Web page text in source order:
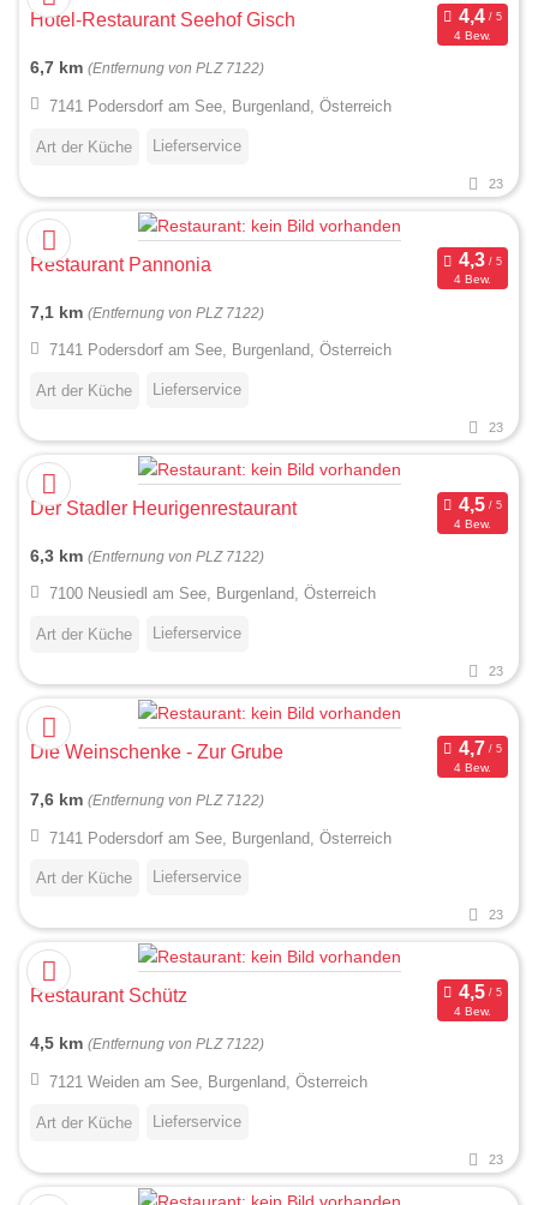
Hotel-Restaurant Seehof Gisch
4 Bew.
6,7 km (Entfernung von PLZ 7122)
7141 Podersdorf am See, Burgenland, Österreich
Art der Küche Lieferservice
23
Restaurant Pannonia
4 Bew.
7,1 km (Entfernung von PLZ 7122)
7141 Podersdorf am See, Burgenland, Österreich
Art der Küche Lieferservice
23
Der Stadler Heurigenrestaurant
4 Bew.
6,3 km (Entfernung von PLZ 7122)
7100 Neusiedl am See, Burgenland, Österreich
Art der Küche Lieferservice
23
Die Weinschenke - Zur Grube
4 Bew.
7,6 km (Entfernung von PLZ 7122)
7141 Podersdorf am See, Burgenland, Österreich
Art der Küche Lieferservice
23
Restaurant Schütz
4 Bew.
4,5 km (Entfernung von PLZ 7122)
7121 Weiden am See, Burgenland, Österreich
Art der Küche Lieferservice
23